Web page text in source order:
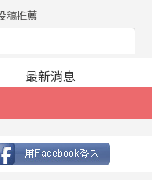
稿推薦
最新消息